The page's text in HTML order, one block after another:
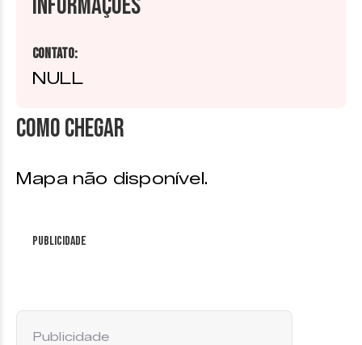
Contato:
NULL
Como chegar
Mapa não disponível.
Publicidade
Publicidade